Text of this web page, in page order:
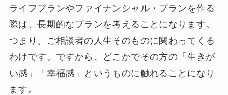
ライフプランやファイナンシャル・プランを作る
際は、長期的なプランを考えることになります。
つまり、ご相談者の人生そのものに関わってくる
わけです。ですから、どこかでその方の「生きが
い感」「幸福感」というものに触れることになり
ます。